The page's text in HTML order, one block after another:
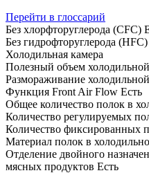
Перейти в глоссарий
Без хлорфторуглерода (CFC)
Без гидрофторуглерода (HFC)
Холодильная камера
Полезный объем
Размораживание
Функция Front Air Flow Есть
Общее количество полок в
Количество регулируемых
Количество фиксированных
Материал полок в
Отделение двойного
мясных продуктов Есть